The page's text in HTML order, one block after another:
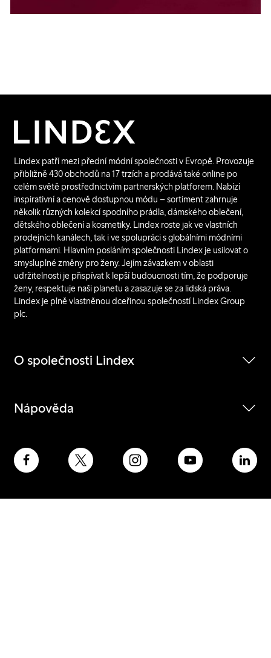
Lindex patří mezi přední módní společnosti v Evropě. Provozuje
přibližně 430 obchodů na 17 trzích a prodává také online po
celém světě prostřednictvím partnerských platforem. Nabízí
inspirativní a cenově dostupnou módu – sortiment zahrnuje
několik různých kolekcí spodního prádla, dámského oblečení,
dětského oblečení a kosmetiky. Lindex roste jak ve vlastních
prodejních kanálech, tak i ve spolupráci s globálními módními
platformami. Hlavním posláním společnosti Lindex je usilovat o
smysluplné změny pro ženy. Jejím závazkem v oblasti
udržitelnosti je přispívat k lepší budoucnosti tím, že podporuje
ženy, respektuje naši planetu a zasazuje se za lidská práva.
Lindex je plně vlastněnou dceřinou společností Lindex Group
plc.
O společnosti Lindex
Nápověda